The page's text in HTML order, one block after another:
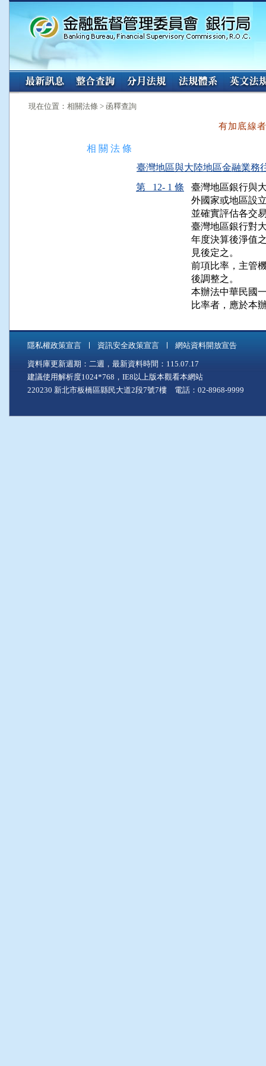
:::
現在位置：相關法條 > 函釋查詢
有加底線
相 關 法 條
臺灣地區與大陸地區金融業務
第 12- 1 條
臺灣地區銀行與
外國家或地區設
並確實評估各交
臺灣地區銀行對
年度決算後淨值
見後定之。
前項比率，主管
後調整之。
本辦法中華民國
比率者，應於本
隱私權政策宣言 資訊安全政策宣言 網站資料開放宣告
資料庫更新週期：二週，最新資料時間：115.07.17
建議使用解析度1024*768，IE8以上版本觀看本網站
220230 新北市板橋區縣民大道2段7號7樓 電話：02-8968-9999